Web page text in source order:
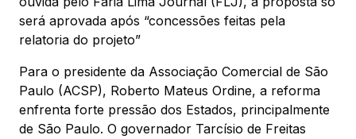
será aprovada após “concessões feitas pela
relatoria do projeto”
Para o presidente da Associação Comercial de São
Paulo (ACSP), Roberto Mateus Ordine, a reforma
enfrenta forte pressão dos Estados, principalmente
de São Paulo. O governador Tarcísio de Freitas